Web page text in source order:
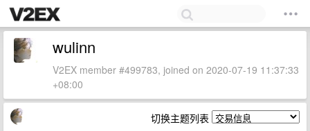
wulinn
V2EX member #499783, joined on 2020-07-19 11:37:33
+08:00
切换主题列表